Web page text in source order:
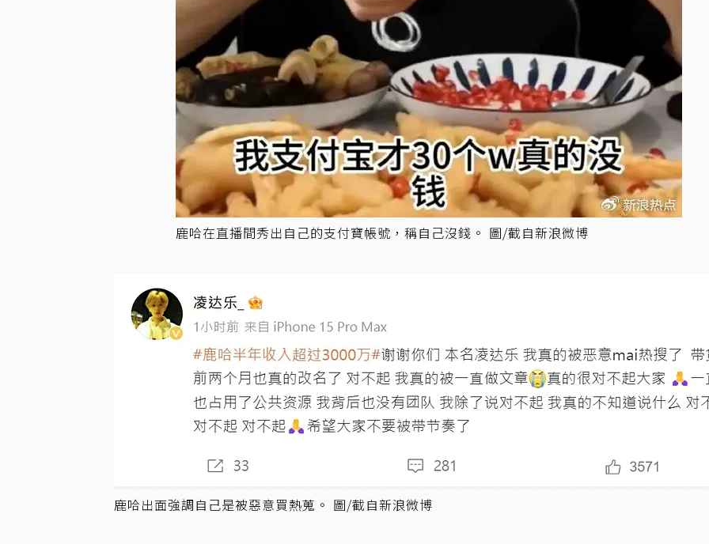
鹿哈在直播間秀出自己的支付寶帳號，稱自己沒錢。 圖/截自新浪微博
鹿哈出面強調自己是被惡意買熱蒐。 圖/截自新浪微博